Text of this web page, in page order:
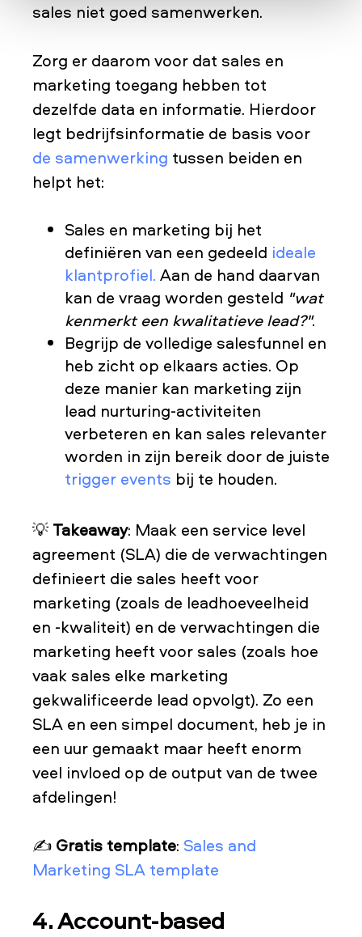
sales niet goed samenwerken.
Zorg er daarom voor dat sales en
marketing toegang hebben tot
dezelfde data en informatie. Hierdoor
legt bedrijfsinformatie de basis voor
de samenwerking tussen beiden en
helpt het:
Sales en marketing bij het
definiëren van een gedeeld ideale
klantprofiel. Aan de hand daarvan
kan de vraag worden gesteld "wat
kenmerkt een kwalitatieve lead?".
Begrijp de volledige salesfunnel en
heb zicht op elkaars acties. Op
deze manier kan marketing zijn
lead nurturing-activiteiten
verbeteren en kan sales relevanter
worden in zijn bereik door de juiste
trigger events bij te houden.
💡 Takeaway: Maak een service level
agreement (SLA) die de verwachtingen
definieert die sales heeft voor
marketing (zoals de leadhoeveelheid
en -kwaliteit) en de verwachtingen die
marketing heeft voor sales (zoals hoe
vaak sales elke marketing
gekwalificeerde lead opvolgt). Zo een
SLA en een simpel document, heb je in
een uur gemaakt maar heeft enorm
veel invloed op de output van de twee
afdelingen!
✍️ Gratis template: Sales and
Marketing SLA template
4. Account-based